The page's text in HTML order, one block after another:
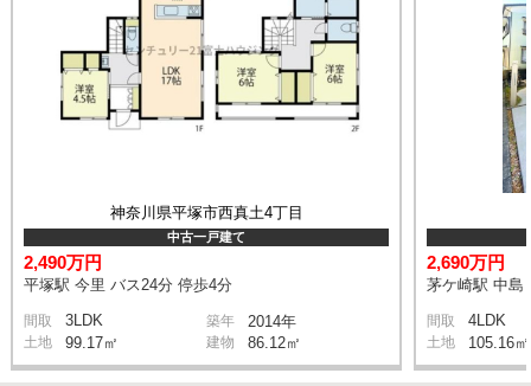
神奈川県平塚市西真土4丁目
中古一戸建て
2,490万円
平塚駅 今里 バス24分 停歩4分
間取 3LDK 築年 2014年
土地 99.17㎡ 建物 86.12㎡
2,690万円
茅ケ崎駅 中島
間取 4LDK
土地 105.16㎡